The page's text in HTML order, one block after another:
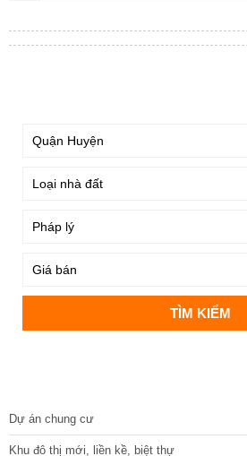
Dự án chung cư
Khu đô thị mới, liền kề, biệt thự